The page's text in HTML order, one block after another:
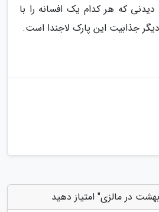
17 سازه دیدنی که هر کدام یک افسانه را با
جذابیت این پارک لاجندا است.
در مالزی" امتیاز دهید